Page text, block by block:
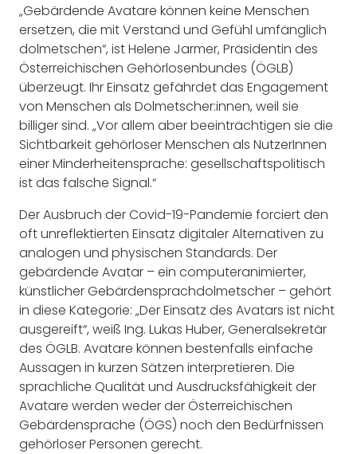
„Gebärdende Avatare können keine Menschen
ersetzen, die mit Verstand und Gefühl umfänglich
dolmetschen“, ist Helene Jarmer, Präsidentin des
Österreichischen Gehörlosenbundes (ÖGLB)
überzeugt. Ihr Einsatz gefährdet das Engagement
von Menschen als Dolmetscher:innen, weil sie
billiger sind. „Vor allem aber beeinträchtigen sie die
Sichtbarkeit gehörloser Menschen als NutzerInnen
einer Minderheitensprache: gesellschaftspolitisch
ist das falsche Signal.“
Der Ausbruch der Covid-19-Pandemie forciert den
oft unreflektierten Einsatz digitaler Alternativen zu
analogen und physischen Standards. Der
gebärdende Avatar – ein computeranimierter,
künstlicher Gebärdensprachdolmetscher – gehört
in diese Kategorie: „Der Einsatz des Avatars ist nicht
ausgereift“, weiß Ing. Lukas Huber, Generalsekretär
des ÖGLB. Avatare können bestenfalls einfache
Aussagen in kurzen Sätzen interpretieren. Die
sprachliche Qualität und Ausdrucksfähigkeit der
Avatare werden weder der Österreichischen
Gebärdensprache (ÖGS) noch den Bedürfnissen
gehörloser Personen gerecht.